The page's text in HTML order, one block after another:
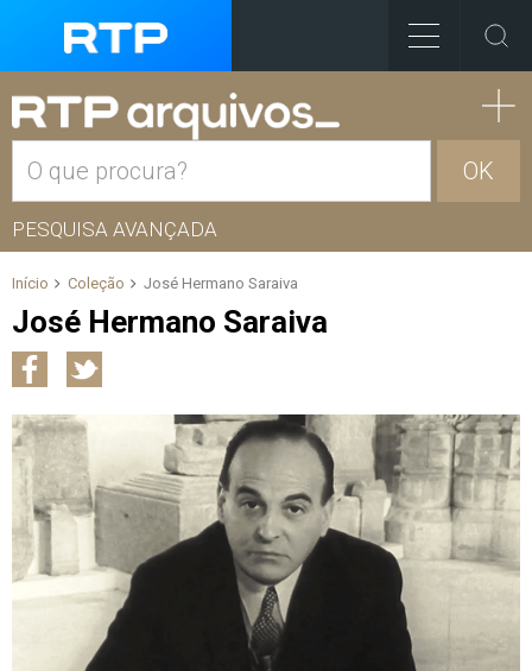
OK
PESQUISA AVANÇADA
Início Coleção José Hermano Saraiva
José Hermano Saraiva